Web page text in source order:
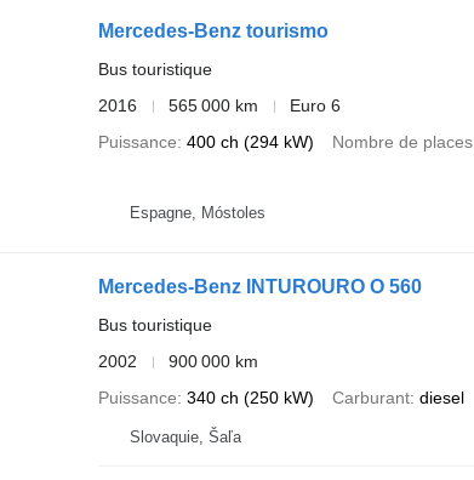
Mercedes-Benz tourismo
Bus touristique
2016
565 000 km
Euro 6
Puissance 400 ch (294 kW) Nombre de places
Espagne, Móstoles
Mercedes-Benz INTUROURO O 560
Bus touristique
2002
900 000 km
Puissance 340 ch (250 kW) Carburant diesel
Slovaquie, Šaľa